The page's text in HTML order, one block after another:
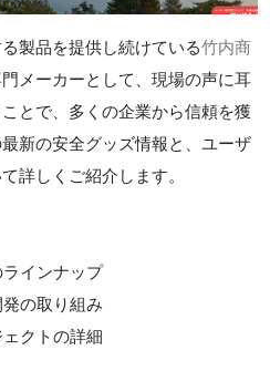
製品を提供し続けている竹内商
メーカーとして、現場の声に耳
とで、多くの企業から信頼を獲
新の安全グッズ情報と、ユーザ
詳しくご紹介します。
インナップ
の取り組み
クトの詳細